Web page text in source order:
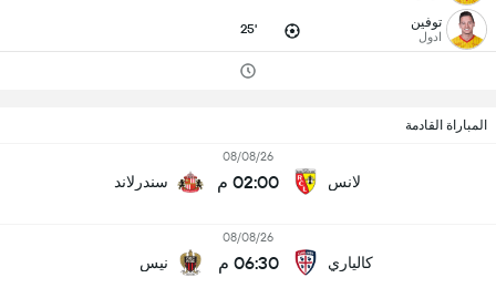
توفين
ادول 25'
المباراة القادمة
لانس
08/08/26
02:00 م سندرلاند
كالياري
08/08/26
06:30 م نيس